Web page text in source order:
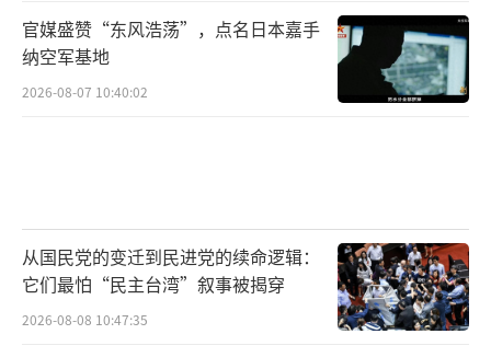
官媒盛赞“东风浩荡”，点名日本嘉手
纳空军基地
2026-08-07 10:40:02
从国民党的变迁到民进党的续命逻辑：
它们最怕“民主台湾”叙事被揭穿
2026-08-08 10:47:35